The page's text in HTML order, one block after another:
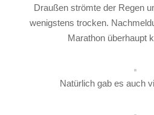
Draußen strömte der Regen
wenigstens trocken.
Marathon überhaupt
Natürlich gab es auch